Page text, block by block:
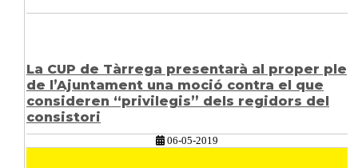
La CUP de Tàrrega presentarà al proper ple
de l’Ajuntament una moció contra el que
consideren “privilegis” dels regidors del
consistori
06-05-2019